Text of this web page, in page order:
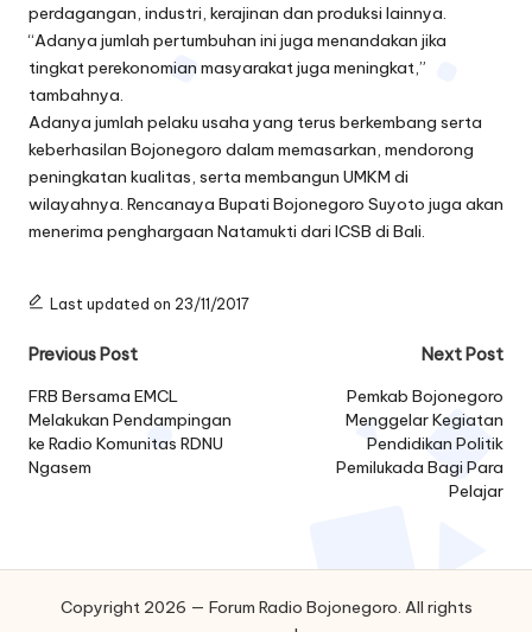
perdagangan, industri, kerajinan dan produksi lainnya.
“Adanya jumlah pertumbuhan ini juga menandakan jika
tingkat perekonomian masyarakat juga meningkat,”
tambahnya.
Adanya jumlah pelaku usaha yang terus berkembang serta
keberhasilan Bojonegoro dalam memasarkan, mendorong
peningkatan kualitas, serta membangun UMKM di
wilayahnya. Rencanaya Bupati Bojonegoro Suyoto juga akan
menerima penghargaan Natamukti dari ICSB di Bali.
Last updated on 23/11/2017
Post
navigation
Previous Post
FRB Bersama EMCL
Melakukan Pendampingan
ke Radio Komunitas RDNU
Ngasem
Next Post
Pemkab Bojonegoro
Menggelar Kegiatan
Pendidikan Politik
Pemilukada Bagi Para
Pelajar
Copyright 2026 — Forum Radio Bojonegoro. All rights